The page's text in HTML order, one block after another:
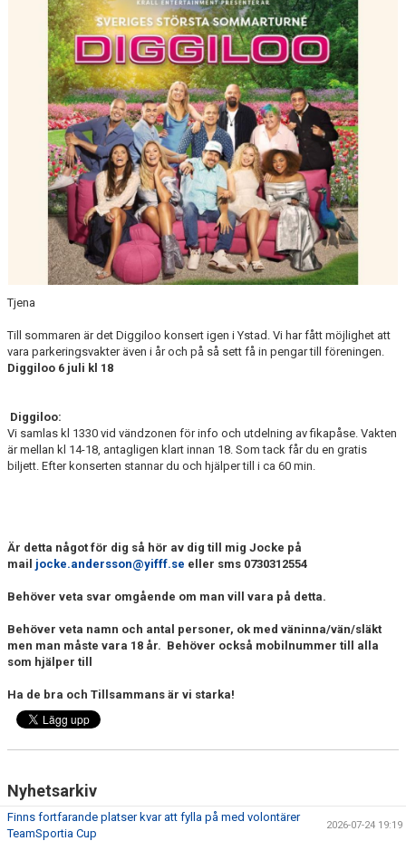
BILDGALLERI
DOKUMENT
MATCHER
MFF SOMMARFOTBOLL
FÖRSÄKRING - FOLKSAM
VÅRA CUPER
VITA HJÄRTAT I SAMHÄLLET
KIOSKVERKSAMHET PÅ SANDSKOGENS IP
ATT VARA VITAMIN I YIFFF
Tjena
Till sommaren är det Diggiloo konsert igen i Ystad. Vi har fått möjlighet att
vara parkeringsvakter även i år och på så sett få in pengar till föreningen.
Diggiloo 6 juli kl 18
Diggiloo:
Vi samlas kl 1330 vid vändzonen för info och utdelning av fikapåse. Vakten
är mellan kl 14-18, antagligen klart innan 18. Som tack får du en gratis
biljett. Efter konserten stannar du och hjälper till i ca 60 min.
Är detta något för dig så hör av dig till mig Jocke på
mail jocke.andersson@yifff.se eller sms 0730312554
Behöver veta svar omgående om man vill vara på detta.
Behöver veta namn och antal personer, ok med väninna/vän/släkt
men man måste vara 18 år. Behöver också mobilnummer till alla
som hjälper till
Ha de bra och Tillsammans är vi starka!
Nyhetsarkiv
Finns fortfarande platser kvar att fylla på med volontärer
TeamSportia Cup
2026-07-24 19:19